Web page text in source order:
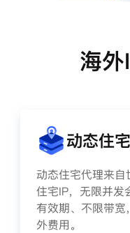
海
动态住
动态住宅代理来
住宅IP，无限并发
有效期、不限带
外费用。